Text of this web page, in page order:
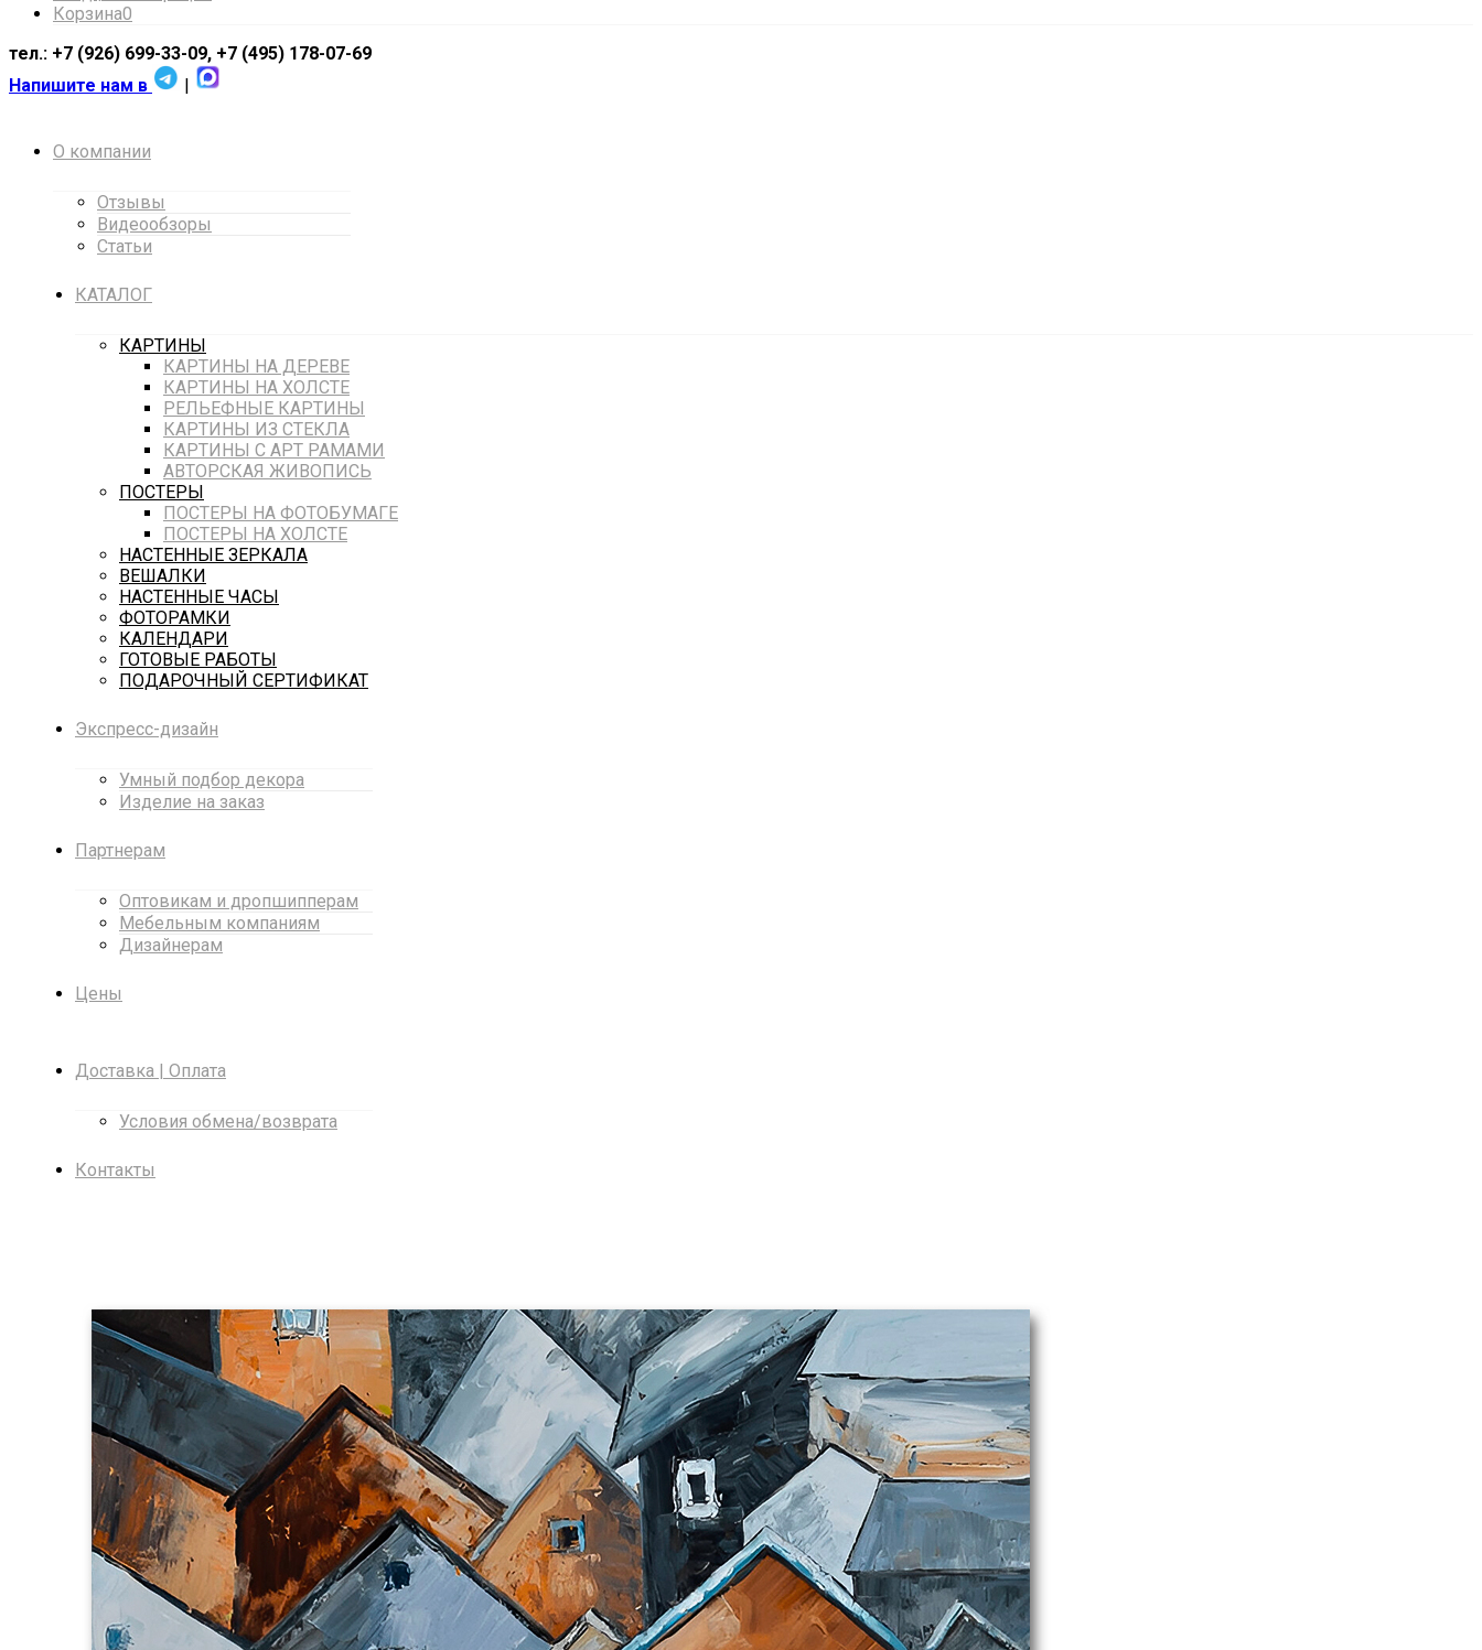
Корзина0
тел.: +7 (926) 699-33-09, +7 (495) 178-07-69
Напишите нам в
|
О компании
Отзывы
Видеообзоры
Статьи
КАТАЛОГ
КАРТИНЫ
КАРТИНЫ НА ДЕРЕВЕ
КАРТИНЫ НА ХОЛСТЕ
РЕЛЬЕФНЫЕ КАРТИНЫ
КАРТИНЫ ИЗ СТЕКЛА
КАРТИНЫ С АРТ РАМАМИ
АВТОРСКАЯ ЖИВОПИСЬ
ПОСТЕРЫ
ПОСТЕРЫ НА ФОТОБУМАГЕ
ПОСТЕРЫ НА ХОЛСТЕ
НАСТЕННЫЕ ЗЕРКАЛА
ВЕШАЛКИ
НАСТЕННЫЕ ЧАСЫ
ФОТОРАМКИ
КАЛЕНДАРИ
ГОТОВЫЕ РАБОТЫ
ПОДАРОЧНЫЙ СЕРТИФИКАТ
Экспресс-дизайн
Умный подбор декора
Изделие на заказ
Партнерам
Оптовикам и дропшипперам
Мебельным компаниям
Дизайнерам
Цены
Доставка | Оплата
Условия обмена/возврата
Контакты